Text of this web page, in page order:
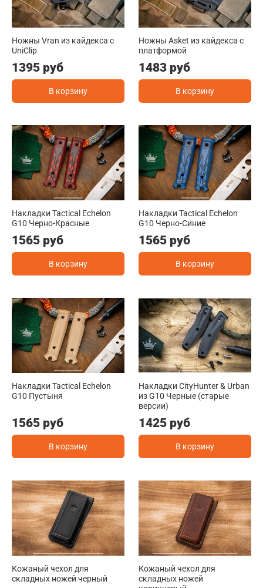
Ножны Vran из кайдекса c
UniClip
1395 руб
В корзину
Ножны Asket из кайдекса c
платформой
1483 руб
В корзину
Накладки Tactical Echelon
G10 Черно-Красные
1565 руб
В корзину
Накладки Tactical Echelon
G10 Черно-Синие
1565 руб
В корзину
Накладки Tactical Echelon
G10 Пустыня
1565 руб
В корзину
Накладки CityHunter & Urban
из G10 Черные (старые
версии)
1425 руб
В корзину
Кожаный чехол для
складных ножей черный
Кожаный чехол для
складных ножей